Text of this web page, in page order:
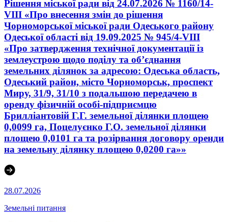
Рішення міської ради від 24.07.2026 № 1160/14-
VIII «Про внесення змін до рішення
Чорноморської міської ради Одеського району
Одеської області від 19.09.2025 № 945/4-VIII
«Про затвердження технічної документації із
землеустрою щодо поділу та об’єднання
земельних ділянок за адресою: Одеська область,
Одеський район, місто Чорноморськ, проспект
Миру, 31/9, 31/10 з подальшою передачею в
оренду фізичній особі-підприємцю
Брилліантовій Г.Г. земельної ділянки площею
0,0099 га, Поцелуєнко Г.О. земельної ділянки
площею 0,0101 га та розірвання договору оренди
на земельну ділянку площею 0,0200 га»»
28.07.2026
Земельні питання